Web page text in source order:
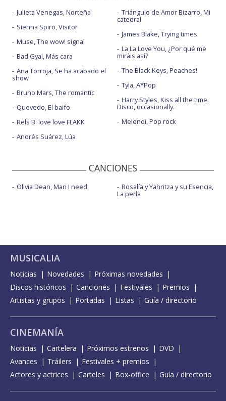
Julieta Venegas, Norteña
Sienna Spiro, Visitor
Muse, The wow! signal
Bad Gyal, Más cara
Ana Torroja, Se ha acabado el
show
Bruno Mars, The romantic
Quevedo, El baifo
Rels B: love love FLAKK
Andrés Suárez, Lúa
Triángulo de Amor Bizarro, Mi
catedral
James Blake, Trying times
La La Love You, ¿Por qué me
miráis así?
The Black Keys, Peaches!
Tyla, A*Pop
Harry Styles, Kiss all the time.
Disco, occasionally.
Melendi, Pop rock
CANCIONES
Olivia Dean, Man I need Rosalía y Yahritza y su Esencia,
La perla
MUSICALIA
Noticias Novedades
Próximas novedades
Discos históricos
Canciones Festivales
Premios
Artistas y grupos
Portadas Listas Guía / directorio
CINEMANÍA
Noticias Cartelera Próximos estrenos
DVD
Avances
Tráilers
Festivales + premios
Actores y actrices
Carteles Box-office Guía / directorio